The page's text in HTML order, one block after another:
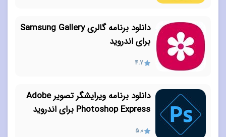
دانلود برنامه گالری Samsung Gallery
برای اندروید
4.7
دانلود برنامه ویرایشگر تصویر Adobe
Photoshop Express برای اندروید
5.0